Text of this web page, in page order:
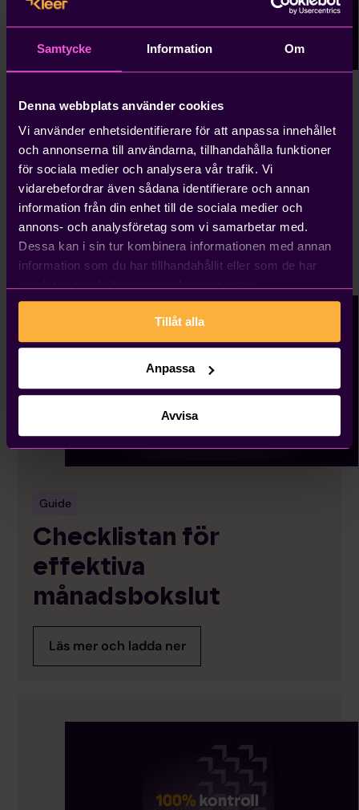
Samtycke Information Om
Denna webbplats använder cookies
Vi använder enhetsidentifierare för att anpassa innehållet
och annonserna till användarna, tillhandahålla funktioner
för sociala medier och analysera vår trafik. Vi
vidarebefordrar även sådana identifierare och annan
information från din enhet till de sociala medier och
annons- och analysföretag som vi samarbetar med.
Dessa kan i sin tur kombinera informationen med annan
information som du har tillhandahållit eller som de har
Tillåt alla
Anpassa
Avvisa
Guide
Ekonomistyrning av
konsultaffären
Läs mer och ladda ner
Guide
Checklistan för
effektiva
månadsbokslut
Läs mer och ladda ner